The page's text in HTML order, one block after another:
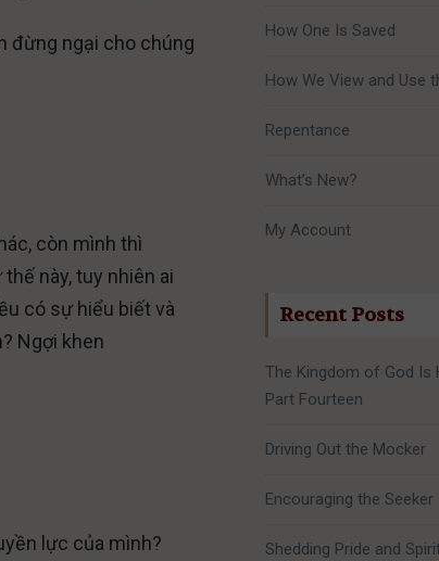
đừng ngại cho chúng
còn mình thì
này, tuy nhiên ai
có sự hiểu biết và
Ngợi khen
lực của mình?
How One Is Saved
How We View and Use
Repentance
What’s New?
My Account
Recent Posts
The Kingdom of God Is
Part Fourteen
Driving Out the Mocker
Encouraging the Seeker
Shedding Pride and